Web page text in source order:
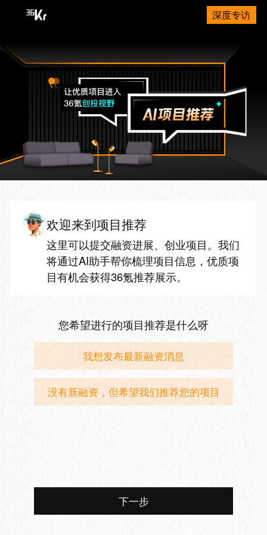
深度专访
欢迎来到项目推荐
这里可以提交融资进展、创业项目。我们
将通过AI助手帮你梳理项目信息，优质项
目有机会获得36氪推荐展示。
您希望进行的项目推荐是什么呀
我想发布最新融资消息
没有新融资，但希望我们推荐您的项目
下一步